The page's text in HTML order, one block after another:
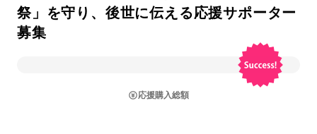
祭」を守り、後世に伝える応援サポーター
募集
応援購入総額